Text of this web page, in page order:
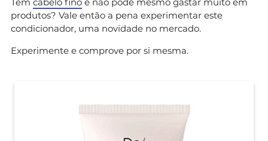
produtos? Vale então a pena experimentar este
condicionador, uma novidade no mercado.
Experimente e comprove por si mesma.